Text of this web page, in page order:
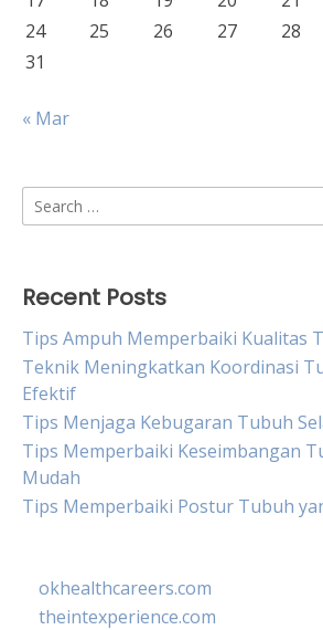
24
25 26 27 28
31
« Mar
Search
for:
Recent Posts
Tips Ampuh Memperbaiki Kualitas
Teknik Meningkatkan Koordinasi
Efektif
Tips Menjaga Kebugaran Tubuh
Tips Memperbaiki Keseimbangan
Mudah
Tips Memperbaiki Postur Tubuh
okhealthcareers.com
theintexperience.com